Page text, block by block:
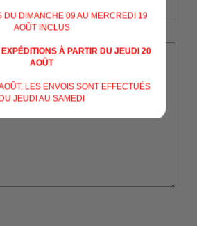
DU DIMANCHE 09 AU MERCREDI 19
AOÛT INCLUS
À PARTIR DU JEUDI 20
AOÛT
LES ENVOIS SONT EFFECTUÉS
JEUDI AU SAMEDI